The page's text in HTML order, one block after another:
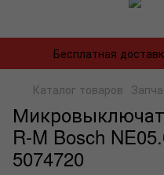
Бесплатная
Каталог товаров
R-M Bosch
5074720